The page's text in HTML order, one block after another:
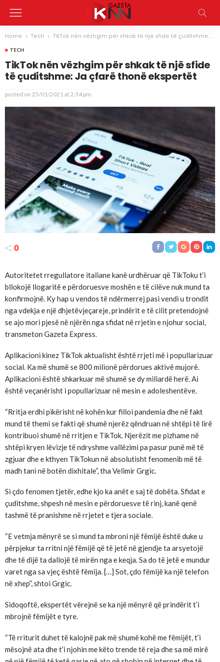
Home Tech TikTok nën vëzhgim për shkak të një sfide të çuditshme: Ja çfarë thonë ekspertët
TECH
TikTok nën vëzhgim për shkak të një sfide
të çuditshme: Ja çfarë thonë ekspertët
posted on 25/01/2021 at 2:34 pm
0
Autoritetet rregullatore italiane kanë urdhëruar që TikToku t’i
bllokojë llogaritë e përdoruesve moshën e të cilëve nuk mund ta
konfirmojnë. Ky hap u vendos të ndërmerrej pasi vendi u trondit
nga vdekja e një dhjetëvjeçareje, prindërit e të cilit pretendojnë
se ajo mori pjesë në njërën nga sfidat në rrjetin e njohur social,
transmeton Gazeta Express.
Aplikacioni kinez TikTok aktualisht është rrjeti më i popullarizuar
social. Ka më shumë se 800 milionë përdorues aktivë mujorë.
Aplikacioni është shkarkuar më shumë se dy miliardë herë. Ai
është veçanërisht i popullarizuar në mesin e adoleshentëve.
“Rritja erdhi pikërisht në kohën kur filloi pandemia dhe në fakt
mund të themi se fakti që shumë njerëz qëndruan në shtëpi të lirë
kontribuoi shumë në rritjen e TikTok. Njerëzit me pizhame në
shtëpi kryen lëvizje të ndryshme vallëzimi pa pasur punë më të
zgjuar dhe e kthyen TikTokun në absolutisht fenomenib më të
madh tani në botën dixhitale”, tha Velimir Grgic.
Si çdo fenomen tjetër, edhe kjo ka anët e saj të dobëta. Sfidat e
çuditshme, shpesh në mesin e përdoruesve të rinj, kanë qenë
tashmë të pranishme në rrjetet e tjera sociale.
“E vetmja mënyrë se si mund ta mbroni një fëmijë është duke u
përpjekur ta rritni një fëmijë që të jetë në gjendje ta arsyetojë
dhe të dijë ta dallojë të mirën nga e keqja. Sa do të jetë e mundur
varet nga sa vjeç është fëmija. […] Sot, çdo fëmijë ka një telefon
në xhep”, shtoi Grgic.
Sidoqoftë, ekspertët vërejnë se ka një mënyrë që prindërit t’i
mbrojnë fëmijët e tyre.
“Të rriturit duhet të kalojnë pak më shumë kohë me fëmijët, t’i
mësojnë ata dhe t’i njohin me këto trende të reja dhe sa më mirë